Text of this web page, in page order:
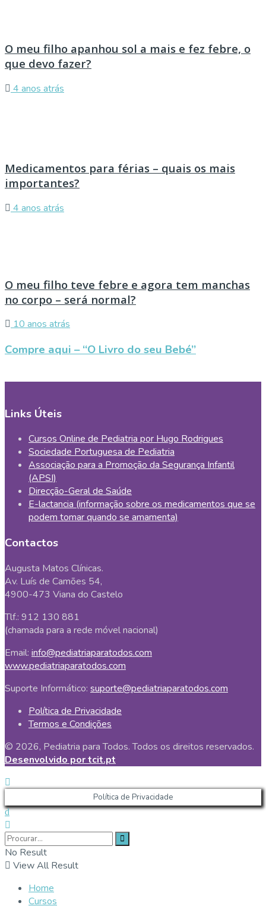
O meu filho apanhou sol a mais e fez febre, o
que devo fazer?
4 anos atrás
Medicamentos para férias – quais os mais
importantes?
4 anos atrás
O meu filho teve febre e agora tem manchas
no corpo – será normal?
10 anos atrás
Compre aqui – “O Livro do seu Bebé”
Links Úteis
Cursos Online de Pediatria por Hugo Rodrigues
Sociedade Portuguesa de Pediatria
Associação para a Promoção da Segurança Infantil
(APSI)
Direcção-Geral de Saúde
E-lactancia (informação sobre os medicamentos que se
podem tomar quando se amamenta)
Contactos
Augusta Matos Clínicas.
Av. Luís de Camões 54,
4900-473 Viana do Castelo
Tlf.: 912 130 881
(chamada para a rede móvel nacional)
Email: info@pediatriaparatodos.com
www.pediatriaparatodos.com
Suporte Informático: suporte@pediatriaparatodos.com
Política de Privacidade
Termos e Condições
© 2026, Pediatria para Todos. Todos os direitos reservados.
Desenvolvido por tcit.pt
Política de Privacidade
No Result
View All Result
Home
Cursos